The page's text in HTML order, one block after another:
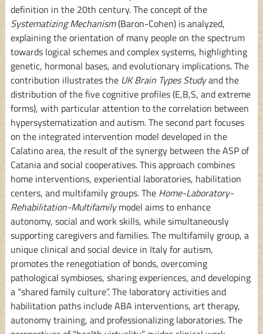
definition in the 20th century. The concept of the
Systematizing Mechanism(Baron-Cohen) is analyzed,
explaining the orientation of many people on the spectrum
towards logical schemes and complex systems, highlighting
genetic, hormonal bases, and evolutionary implications. The
contribution illustrates the UK Brain Types Studyand the
distribution of the five cognitive profiles (E,B,S, and extreme
forms), with particular attention to the correlation between
hypersystematization and autism. The second part focuses
on the integrated intervention model developed in the
Calatino area, the result of the synergy between the ASP of
Catania and social cooperatives. This approach combines
home interventions, experiential laboratories, habilitation
centers, and multifamily groups. The Home-Laboratory-
Rehabilitation-Multifamilymodel aims to enhance
autonomy, social and work skills, while simultaneously
supporting caregivers and families. The multifamily group, a
unique clinical and social device in Italy for autism,
promotes the renegotiation of bonds, overcoming
pathological symbioses, sharing experiences, and developing
a “shared family culture”. The laboratory activities and
habilitation paths include ABA interventions, art therapy,
autonomy training, and professionalizing laboratories. The